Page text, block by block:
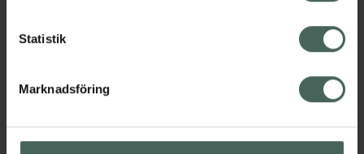
Statistik
Marknadsföring
med oss.
Kontakta oss
Hitta apotek